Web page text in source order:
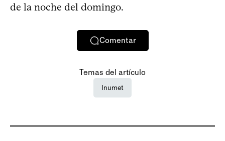
de la noche del domingo.
Comentar
Temas del artículo
Inumet